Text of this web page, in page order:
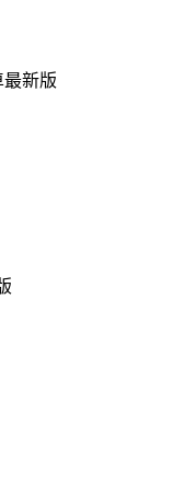
最新版